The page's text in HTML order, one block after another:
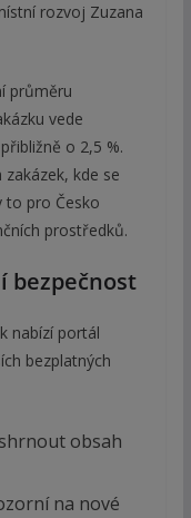
rozvoj Zuzana
průměru
vede
o 2,5 %.
kde se
to pro Česko
prostředků.
bezpečnost
nabízí portál
bezplatných
obsah
na nové